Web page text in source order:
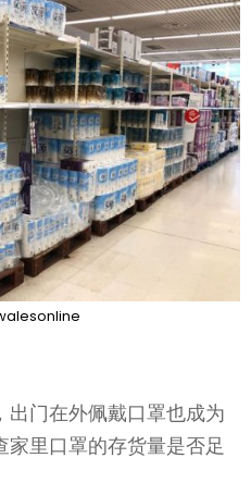
出门在外佩戴口罩也成为
里口罩的存货量是否足